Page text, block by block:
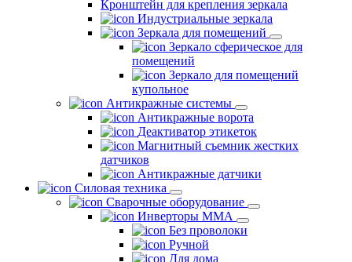
Кронштейн для крепления зеркала
Индустриальные зеркала
Зеркала для помещений
Зеркало сферическое для
помещений
Зеркало для помещений
купольное
Антикражные системы
Антикражные ворота
Деактиватор этикеток
Магнитный съемник жестких
датчиков
Антикражные датчики
Силовая техника
Сварочные оборудование
Инверторы ММА
Без проволоки
Ручной
Для дома